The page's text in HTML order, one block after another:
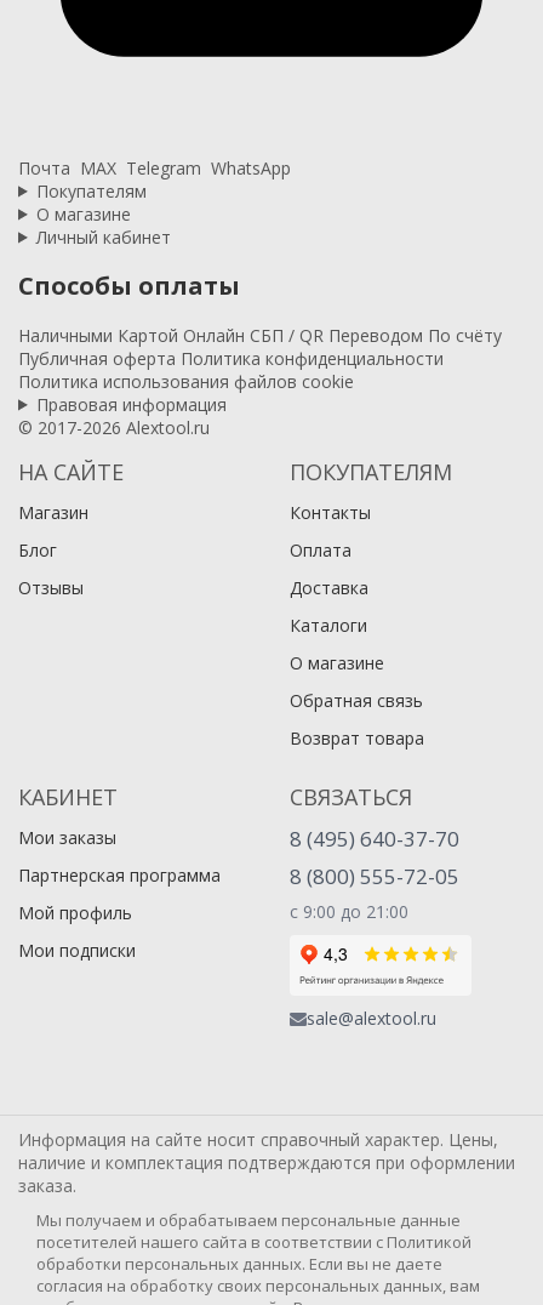
Почта MAX Telegram WhatsApp
Покупателям
О магазине
Личный кабинет
Способы оплаты
Наличными Картой Онлайн СБП / QR Переводом По счёту
Публичная оферта Политика конфиденциальности
Политика использования файлов cookie
Правовая информация
© 2017-2026 Alextool.ru
НА САЙТЕ
Магазин
Блог
Отзывы
ПОКУПАТЕЛЯМ
Контакты
Оплата
Доставка
Каталоги
О магазине
Обратная связь
Возврат товара
КАБИНЕТ
Мои заказы
Партнерская программа
Мой профиль
Мои подписки
СВЯЗАТЬСЯ
8 (495) 640-37-70
8 (800) 555-72-05
с 9:00 до 21:00
sale@alextool.ru
Информация на сайте носит справочный характер. Цены,
наличие и комплектация подтверждаются при оформлении
заказа.
Мы получаем и обрабатываем персональные данные
посетителей нашего сайта в соответствии с Политикой
обработки персональных данных. Если вы не даете
согласия на обработку своих персональных данных, вам